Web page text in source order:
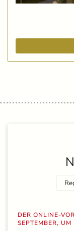
DER ONLINE-
SEPTEMBER,